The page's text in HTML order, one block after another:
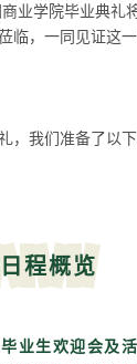
业学院毕业典礼
临，一同见证这
，我们准备了以
日程概览
业生欢迎会及